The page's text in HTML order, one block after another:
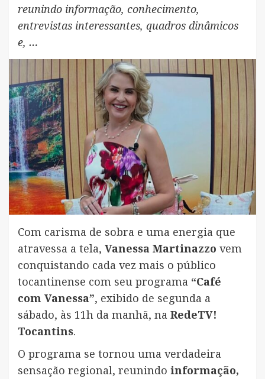
reunindo informação, conhecimento,
entrevistas interessantes, quadros dinâmicos
e, …
Com carisma de sobra e uma energia que
atravessa a tela, Vanessa Martinazzo vem
conquistando cada vez mais o público
tocantinense com seu programa “Café
com Vanessa”, exibido de segunda a
sábado, às 11h da manhã, na RedeTV!
Tocantins.
O programa se tornou uma verdadeira
sensação regional, reunindo informação,